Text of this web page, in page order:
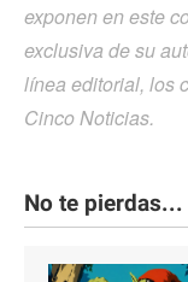
exponen en este
exclusiva de su
línea editorial, los
Cinco Noticias.
No te pierdas...